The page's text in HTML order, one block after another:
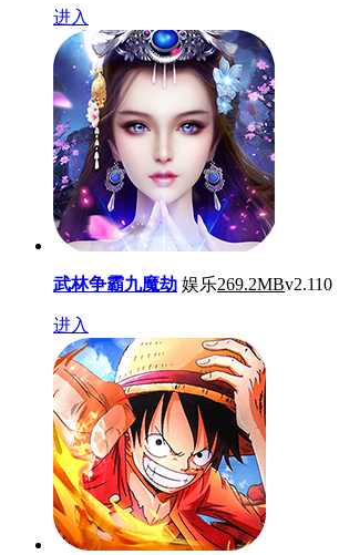
进入
武林争霸九魔劫 娱乐269.2MBv2.110
进入